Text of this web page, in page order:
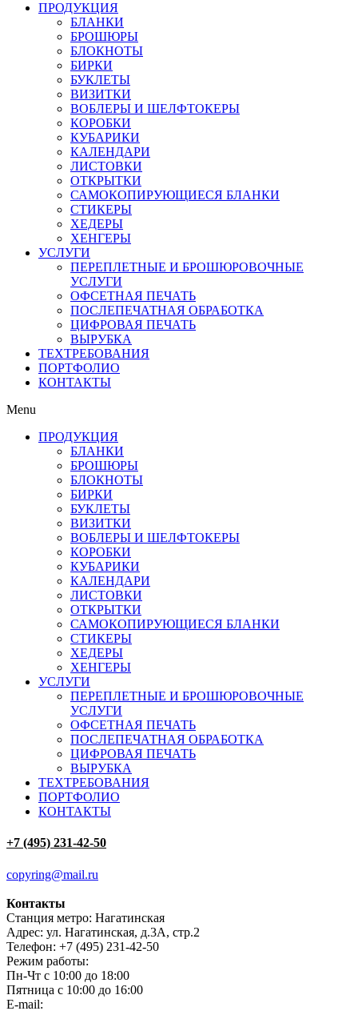
ПРОДУКЦИЯ
БЛАНКИ
БРОШЮРЫ
БЛОКНОТЫ
БИРКИ
БУКЛЕТЫ
ВИЗИТКИ
ВОБЛЕРЫ И ШЕЛФТОКЕРЫ
КОРОБКИ
КУБАРИКИ
КАЛЕНДАРИ
ЛИСТОВКИ
ОТКРЫТКИ
САМОКОПИРУЮЩИЕСЯ БЛАНКИ
СТИКЕРЫ
ХЕДЕРЫ
ХЕНГЕРЫ
УСЛУГИ
ПЕРЕПЛЕТНЫЕ И БРОШЮРОВОЧНЫЕ
УСЛУГИ
ОФСЕТНАЯ ПЕЧАТЬ
ПОСЛЕПЕЧАТНАЯ ОБРАБОТКА
ЦИФРОВАЯ ПЕЧАТЬ
ВЫРУБКА
ТЕХТРЕБОВАНИЯ
ПОРТФОЛИО
КОНТАКТЫ
Menu
ПРОДУКЦИЯ
БЛАНКИ
БРОШЮРЫ
БЛОКНОТЫ
БИРКИ
БУКЛЕТЫ
ВИЗИТКИ
ВОБЛЕРЫ И ШЕЛФТОКЕРЫ
КОРОБКИ
КУБАРИКИ
КАЛЕНДАРИ
ЛИСТОВКИ
ОТКРЫТКИ
САМОКОПИРУЮЩИЕСЯ БЛАНКИ
СТИКЕРЫ
ХЕДЕРЫ
ХЕНГЕРЫ
УСЛУГИ
ПЕРЕПЛЕТНЫЕ И БРОШЮРОВОЧНЫЕ
УСЛУГИ
ОФСЕТНАЯ ПЕЧАТЬ
ПОСЛЕПЕЧАТНАЯ ОБРАБОТКА
ЦИФРОВАЯ ПЕЧАТЬ
ВЫРУБКА
ТЕХТРЕБОВАНИЯ
ПОРТФОЛИО
КОНТАКТЫ
+7 (495) 231-42-50
copyring@mail.ru
Контакты
Станция метро: Нагатинская
Адрес: ул. Нагатинская, д.3А, стр.2
Телефон: +7 (495) 231-42-50
Режим работы:
Пн-Чт с 10:00 до 18:00
Пятница с 10:00 до 16:00
E-mail: